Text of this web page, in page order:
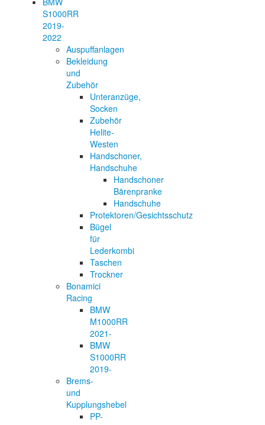
S1000RR
2019-
2022
Auspuffanlagen
Bekleidung
und
Zubehör
Unteranzüge,
Socken
Zubehör
Helite-
Westen
Handschoner,
Handschuhe
Handschoner
Bärenpranke
Handschuhe
Protektoren/Gesichtsschutz
Bügel
für
Lederkombi
Taschen
Trockner
Bonamici
Racing
BMW
M1000RR
2021-
BMW
S1000RR
2019-
Brems-
und
Kupplungshebel
PP-